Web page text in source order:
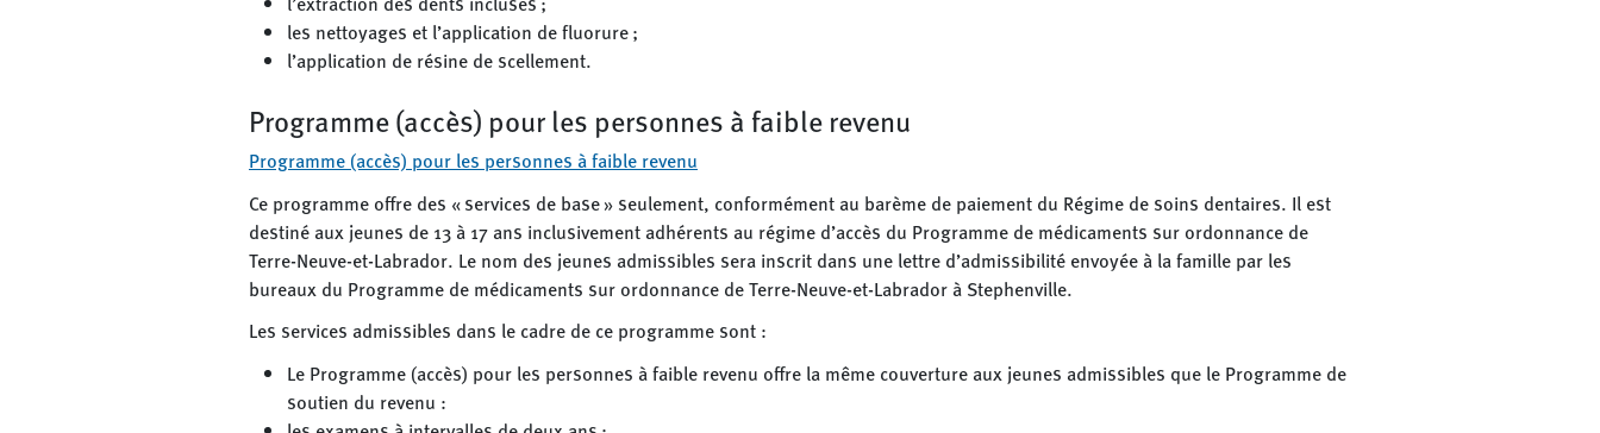
les nettoyages et l’application de fluorure ;
l’application de résine de scellement.
Programme (accès) pour les personnes à faible revenu
Programme (accès) pour les personnes à faible revenu
Ce programme offre des « services de base » seulement, conformément au barème de paiement du Régime de soins dentaires. Il est
destiné aux jeunes de 13 à 17 ans inclusivement adhérents au régime d’accès du Programme de médicaments sur ordonnance de
Terre-Neuve-et-Labrador. Le nom des jeunes admissibles sera inscrit dans une lettre d’admissibilité envoyée à la famille par les
bureaux du Programme de médicaments sur ordonnance de Terre-Neuve-et-Labrador à Stephenville.
Les services admissibles dans le cadre de ce programme sont :
Le Programme (accès) pour les personnes à faible revenu offre la même couverture aux jeunes admissibles que le Programme de
soutien du revenu :